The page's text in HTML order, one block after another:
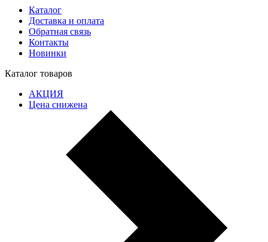
Каталог
Доставка и оплата
Обратная связь
Контакты
Новинки
Каталог товаров
АКЦИЯ
Цена снижена